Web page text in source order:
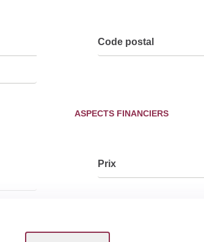
Code postal
ASPECTS FINANCIERS
Prix
INTÉRIEUR